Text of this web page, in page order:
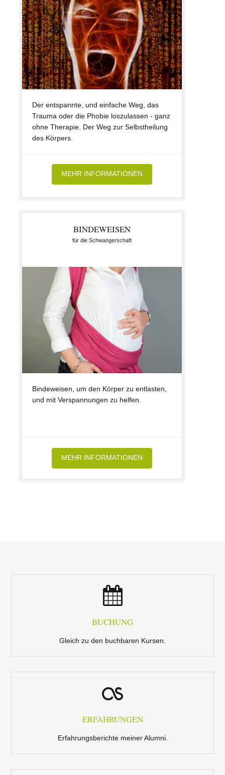
Der entspannte, und einfache Weg, das
Trauma oder die Phobie loszulassen - ganz
ohne Therapie. Der Weg zur Selbstheilung
des Körpers.
MEHR INFORMATIONEN
BINDEWEISEN
für die Schwangerschaft
Bindeweisen, um den Körper zu entlasten,
und mit Verspannungen zu helfen.
MEHR INFORMATIONEN
BUCHUNG
Gleich zu den buchbaren Kursen.
ERFAHRUNGEN
Erfahrungsberichte meiner Alumni.